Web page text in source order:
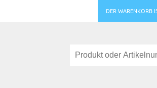
DER WARENKORB